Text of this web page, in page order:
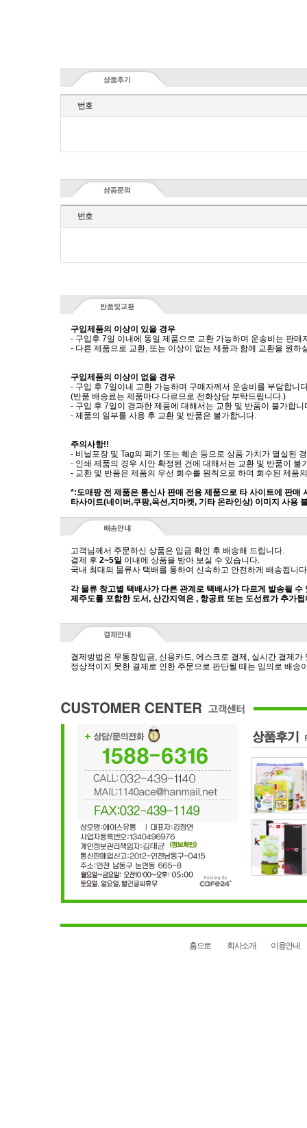
번호
번호
구입제품의 이상이 있을 경우
- 구입후 7일 이내에 동일 제품으로 교환 가능하며 운송비는 판매
- 다른 제품으로 교환, 또는 이상이 없는 제품과 함께 교환을 원하
구입제품의 이상이 없을 경우
- 구입 후 7일이내 교환 가능하며 구매자께서 운송비를 부담합니
(반품 배송료는 제품마다 다르므로 전화상담 부탁드립니다.)
- 구입 후 7일이 경과한 제품에 대해서는 교환 및 반품이 불가합니
- 제품의 일부를 사용 후 교환 및 반품은 불가합니다.
주의사항!!
- 비닐포장 및 Tag의 폐기 또는 훼손 등으로 상품 가치가 멸실된
- 인쇄 제품의 경우 시안 확정된 건에 대해서는 교환 및 반품이 불
- 교환 및 반품은 제품의 우선 회수를 원칙으로 하며 회수된 제품
*:도매팡 전 제품은 통신사 판매 전용 제품으로 타 사이트에 판매
타사이트(네이버,쿠팡,옥션,지마켓, 기타 온라인상) 이미지 사용
고객님께서 주문하신 상품은 입금 확인 후 배송해 드립니다.
결제 후 2~5일 이내에 상품을 받아 보실 수 있습니다.
국내 최대의 물류사 택배를 통하여 신속하고 안전하게 배송됩니
각 물류 창고별 택배사가 다른 관계로 택배사가 다르게 발송될 수
제주도를 포함한 도서, 산간지역은 , 항공료 또는 도선료가 추가됩
결제방법은 무통장입금, 신용카드, 에스크로 결제, 실시간 결제가
정상적이지 못한 결제로 인한 주문으로 판단될 때는 임의로 배송
홈으로 회사소개 이용안내